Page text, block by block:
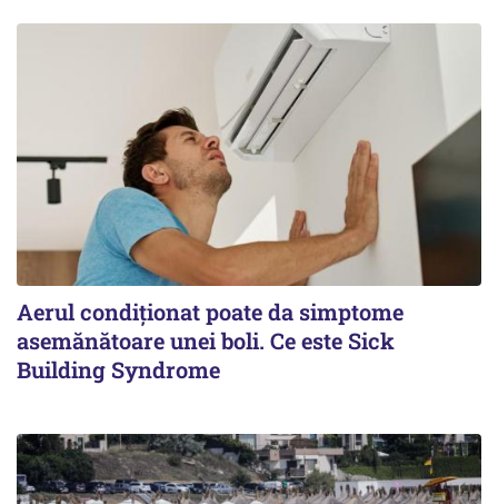
Aerul condiționat poate da simptome
asemănătoare unei boli. Ce este Sick
Building Syndrome